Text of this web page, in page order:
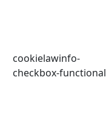
cookielawinfo-
checkbox-functional